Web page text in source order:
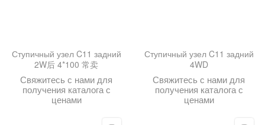
Ступичный узел C11 задний
2W后 4*100 常卖
Свяжитесь с нами для
получения каталога с
ценами
Ступичный узел C11 задний
4WD
Свяжитесь с нами для
получения каталога с
ценами